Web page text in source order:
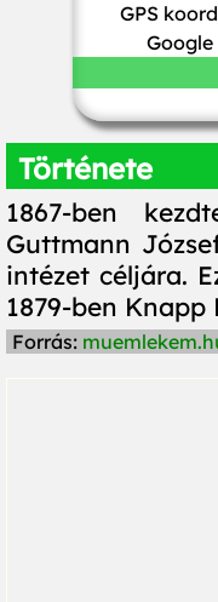
GPS
Története
1867-ben
Guttmann
intézet céljára.
1879-ben
Forrás: